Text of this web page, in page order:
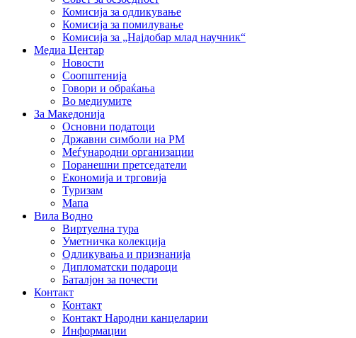
Комисија за одликување
Комисија за помилување
Комисија за „Најдобар млад научник“
Медиа Центар
Новости
Соопштенија
Говори и обраќања
Во медиумите
За Македонија
Основни податоци
Државни симболи на РМ
Меѓународни организации
Поранешни претседатели
Економија и трговија
Туризам
Мапа
Вила Водно
Виртуелна тура
Уметничка колекција
Одликувања и признанија
Дипломатски подароци
Баталјон за почести
Контакт
Контакт
Контакт Народни канцеларии
Информации